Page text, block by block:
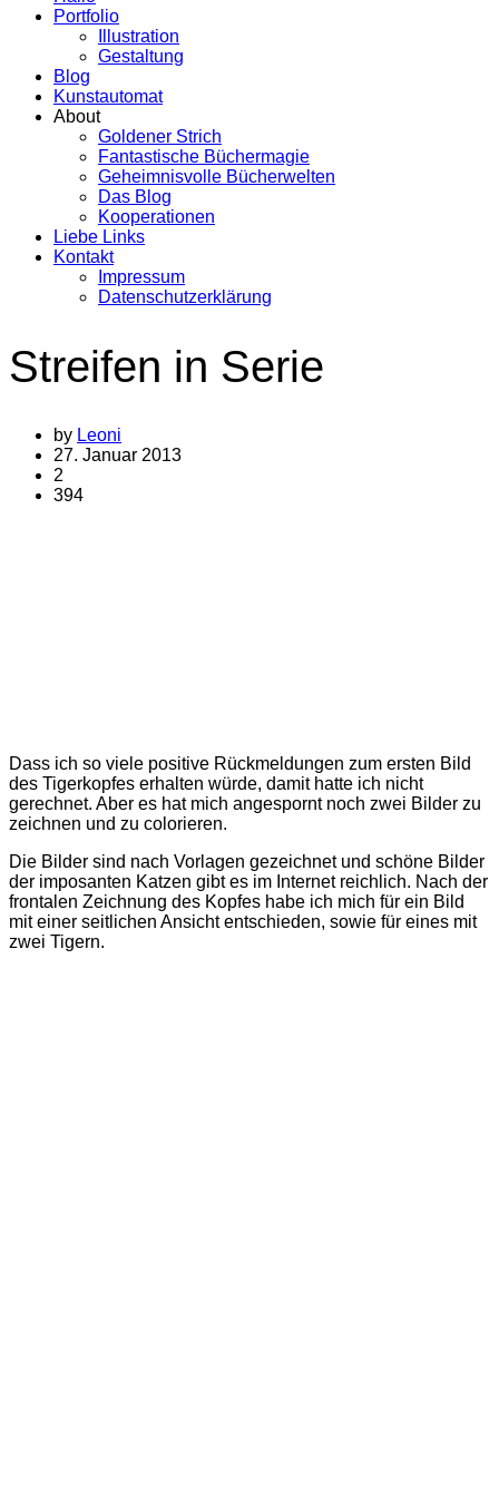
Portfolio
Illustration
Gestaltung
Blog
Kunstautomat
About
Goldener Strich
Fantastische Büchermagie
Geheimnisvolle Bücherwelten
Das Blog
Kooperationen
Liebe Links
Kontakt
Impressum
Datenschutzerklärung
Streifen in Serie
by Leoni
27. Januar 2013
2
394
Dass ich so viele positive Rückmeldungen zum ersten Bild
des Tigerkopfes erhalten würde, damit hatte ich nicht
gerechnet. Aber es hat mich angespornt noch zwei Bilder zu
zeichnen und zu colorieren.
Die Bilder sind nach Vorlagen gezeichnet und schöne Bilder
der imposanten Katzen gibt es im Internet reichlich. Nach der
frontalen Zeichnung des Kopfes habe ich mich für ein Bild
mit einer seitlichen Ansicht entschieden, sowie für eines mit
zwei Tigern.